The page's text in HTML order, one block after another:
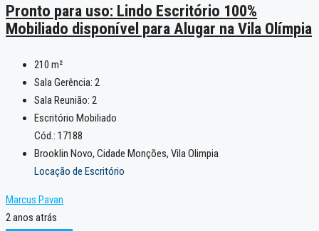
Pronto para uso: Lindo Escritório 100%
Mobiliado disponível para Alugar na Vila Olímpia
210 m²
Sala Gerência: 2
Sala Reunião: 2
Escritório Mobiliado
Cód.: 17188
Brooklin Novo, Cidade Monções, Vila Olimpia
Locação de Escritório
Marcus Pavan
2 anos atrás